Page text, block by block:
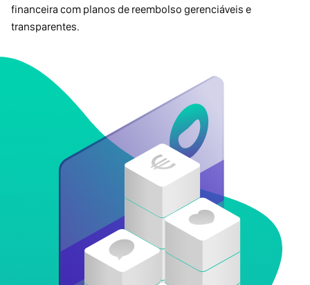
financeira com planos de reembolso gerenciáveis e
transparentes.